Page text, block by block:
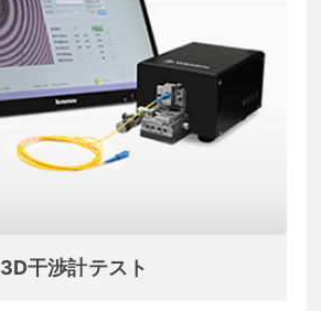
3D干渉計テスト